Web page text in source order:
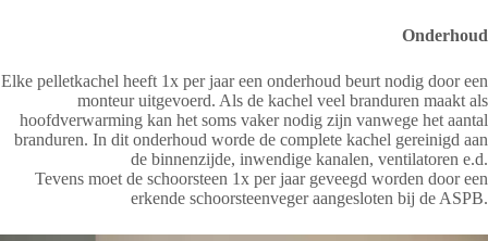
Onderhoud
Elke pelletkachel heeft 1x per jaar een onderhoud beurt nodig door een
monteur uitgevoerd. Als de kachel veel branduren maakt als
hoofdverwarming kan het soms vaker nodig zijn vanwege het aantal
branduren. In dit onderhoud worde de complete kachel gereinigd aan
de binnenzijde, inwendige kanalen, ventilatoren e.d.
Tevens moet de schoorsteen 1x per jaar geveegd worden door een
erkende schoorsteenveger aangesloten bij de ASPB.